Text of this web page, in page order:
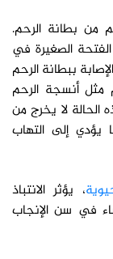
من بطانة الرحم.
الصغيرة في
ببطانة الرحم
مثل أنسجة الرحم
الحالة لا يخرج من
إلى التهاب
، يؤثر الانتباذ
جميع النساء في سن الإنجاب